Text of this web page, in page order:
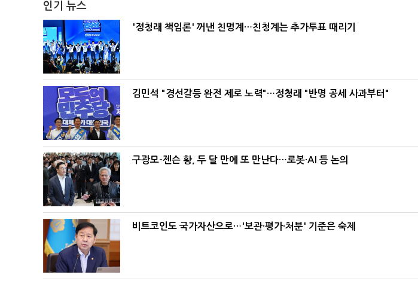
인기 뉴스
'정청래 책임론' 꺼낸 친명계…친청계는 추가투표 때리기
김민석 "경선갈등 완전 제로 노력"…정청래 "반명 공세 사과부터"
구광모-젠슨 황, 두 달 만에 또 만난다…로봇·AI 등 논의
비트코인도 국가자산으로…'보관·평가·처분' 기준은 숙제